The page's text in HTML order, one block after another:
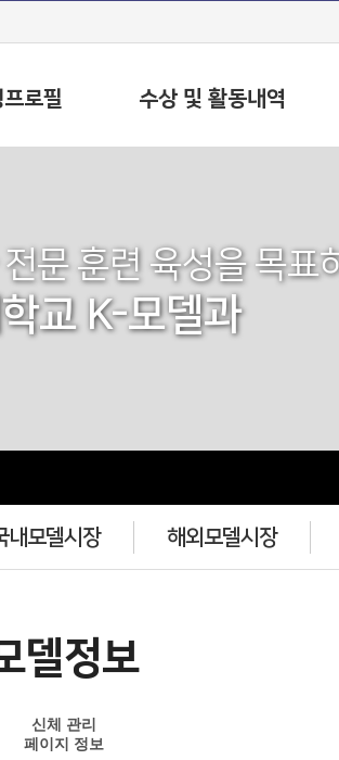
로필 수상 및 활동내역
문 훈련 육성을 목표
교 K-모델과
내모델시장 해외모델시장
델정보
신체 관리
페이지 정보